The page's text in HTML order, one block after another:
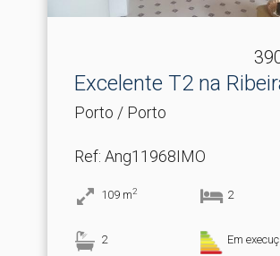
Excelente T2 na
Porto / Porto
Ref: Ang11968IMO
109 m2 2
2 Em